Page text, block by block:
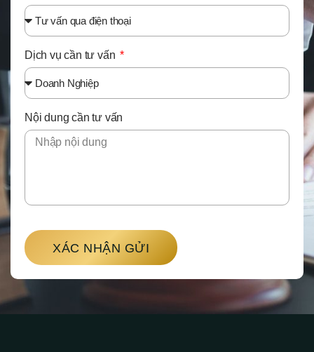
Dịch vụ cần tư vấn
Nội dung cần tư vấn
XÁC NHẬN GỬI